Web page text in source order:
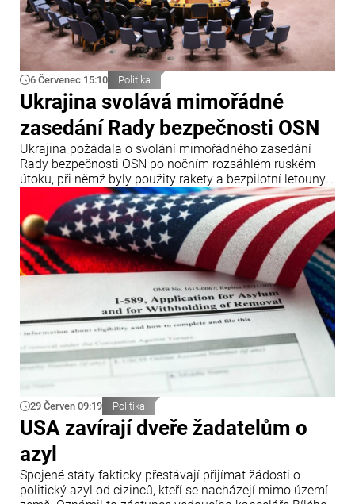
6 Červenec 15:10 Politika
Ukrajina svolává mimořádné
zasedání Rady bezpečnosti OSN
Ukrajina požádala o svolání mimořádného zasedání
Rady bezpečnosti OSN po nočním rozsáhlém ruském
útoku, při němž byly použity rakety a bezpilotní letouny.
Oznámil to ukrajinský ministr zahraničních věcí Andrij
Sybiha.
29 Červen 09:19 Politika
USA zavírají dveře žadatelům o
azyl
Spojené státy fakticky přestávají přijímat žádosti o
politický azyl od cizinců, kteří se nacházejí mimo území